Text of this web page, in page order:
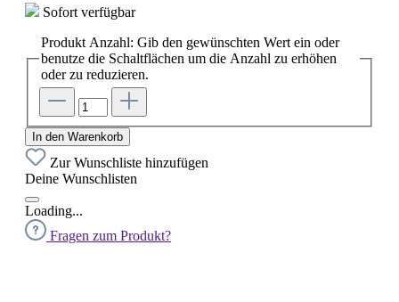
Sofort verfügbar
Produkt Anzahl: Gib den gewünschten Wert ein oder
benutze die Schaltflächen um die Anzahl zu erhöhen
oder zu reduzieren.
In den Warenkorb
Zur Wunschliste hinzufügen
Deine Wunschlisten
Loading...
Fragen zum Produkt?